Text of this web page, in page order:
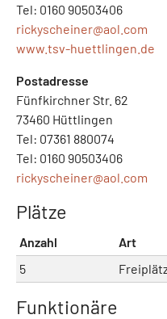
Tel: 0160 90503406
rickyscheiner@aol.com
www.tsv-huettlingen.de
Postadresse
Fünfkirchner Str. 62
73460 Hüttlingen
Tel: 07361 880074
Tel: 0160 90503406
rickyscheiner@aol.com
Plätze
Anzahl Art
5
Funktionäre